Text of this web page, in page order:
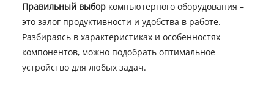
Правильный выборкомпьютерного оборудования –
это залог продуктивности и удобства в работе.
Разбираясь в характеристиках и особенностях
компонентов, можно подобрать оптимальное
устройство для любых задач.